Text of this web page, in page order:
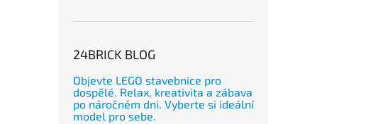
24BRICK BLOG
Objevte LEGO stavebnice pro
dospělé. Relax, kreativita a zábava
po náročném dni. Vyberte si ideální
model pro sebe.